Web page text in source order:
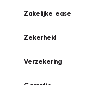
Zakelijke lease
Zekerheid
Verzekering